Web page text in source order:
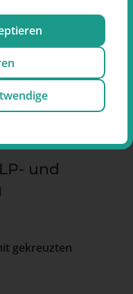
Limited, Globe
WC2R 3LA,
Alsterufer 4,
und
gekreuzten